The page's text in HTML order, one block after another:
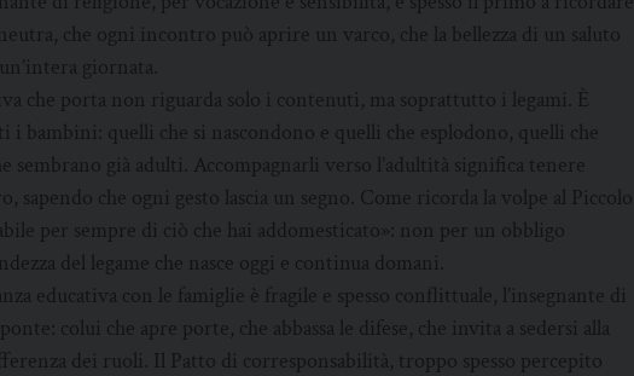
che ogni incontro può aprire un varco, che la bellezza di un saluto
giornata.
che porta non riguarda solo i contenuti, ma soprattutto i legami. È
i bambini: quelli che si nascondono e quelli che esplodono, quelli che
sembrano già adulti. Accompagnarli verso l’adultità significa tenere
sapendo che ogni gesto lascia un segno. Come ricorda la volpe al Piccolo
per sempre di ciò che hai addomesticato»: non per un obbligo
del legame che nasce oggi e continua domani.
educativa con le famiglie è fragile e spesso conflittuale, l’insegnante di
colui che apre porte, che abbassa le difese, che invita a sedersi alla
dei ruoli. Il Patto di corresponsabilità, troppo spesso percepito